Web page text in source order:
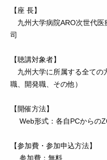
【座 長】
九州大学病院ARO次世代
司
【聴講対象者】
九州大学に所属する全ての
職、開発職、その他）
【開催方法】
Web形式：各自PCからの
【参加費・参加申込方法】
参加費：無料